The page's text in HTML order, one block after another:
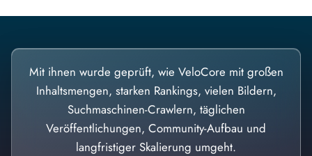
Mit ihnen wurde geprüft, wie VeloCore mit großen
Inhaltsmengen, starken Rankings, vielen Bildern,
Suchmaschinen-Crawlern, täglichen
Veröffentlichungen, Community-Aufbau und
langfristiger Skalierung umgeht.